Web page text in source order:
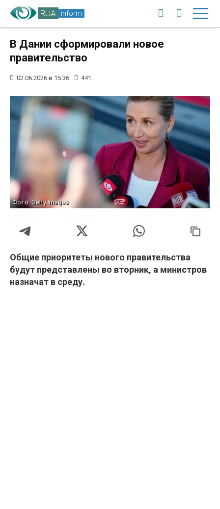
RUA inform
В Дании сформировали новое
правительство
02.06.2026 в 15:36 441
Фото: Getty Images
Общие приоритеты нового правительства
будут представлены во вторник, а министров
назначат в среду.